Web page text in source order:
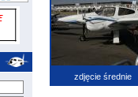
zdjęcie średnie